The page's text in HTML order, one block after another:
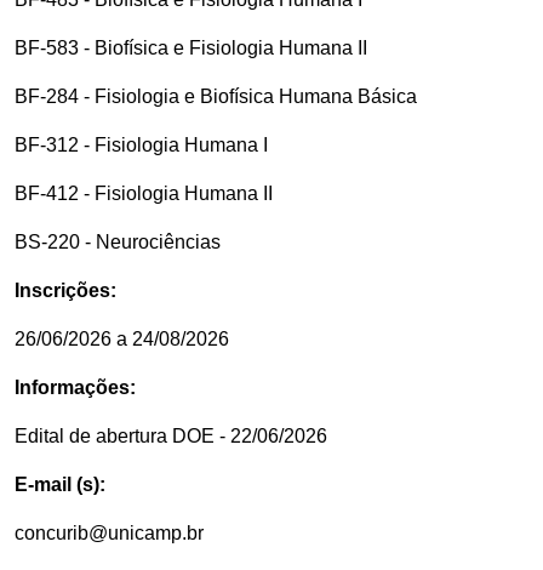
BF-583 - Biofísica e Fisiologia Humana II
BF-284 - Fisiologia e Biofísica Humana Básica
BF-312 - Fisiologia Humana I
BF-412 - Fisiologia Humana II
BS-220 - Neurociências
Inscrições:
26/06/2026 a 24/08/2026
Informações:
Edital de abertura DOE - 22/06/2026
E-mail (s):
concurib@unicamp.br